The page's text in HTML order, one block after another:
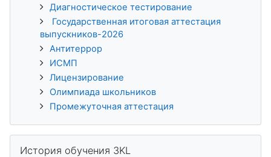
Диагностическое тестирование
Государственная итоговая аттестация
выпускников-2026
Антитеррор
ИСМП
Лицензирование
Олимпиада школьников
Промежуточная аттестация
История обучения 3KL